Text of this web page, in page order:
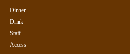
Dinner
Drink
Staff
Access